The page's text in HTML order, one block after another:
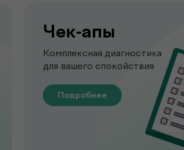
Чек-апы
Комплексная диагностика
для вашего спокойствия
Подробнее